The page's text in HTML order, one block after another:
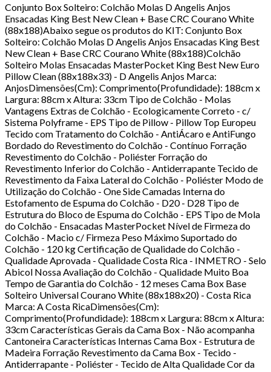
Conjunto Box Solteiro: Colchão Molas D Angelis Anjos
Ensacadas King Best New Clean + Base CRC Courano White
(88x188)Abaixo segue os produtos do KIT: Conjunto Box
Solteiro: Colchão Molas D Angelis Anjos Ensacadas King Best
New Clean + Base CRC Courano White (88x188)Colchão
Solteiro Molas Ensacadas MasterPocket King Best New Euro
Pillow Clean (88x188x33) - D Angelis Anjos Marca:
AnjosDimensões(Cm): Comprimento(Profundidade): 188cm x
Largura: 88cm x Altura: 33cm Tipo de Colchão - Molas
Vantagens Extras de Colchão - Ecologicamente Correto - c/
Sistema Polyframe - EPS Tipo de Pillow - Pillow Top Europeu
Tecido com Tratamento do Colchão - AntiÁcaro e AntiFungo
Bordado do Revestimento do Colchão - Contínuo Forração
Revestimento do Colchão - Poliéster Forração do
Revestimento Inferior do Colchão - Antiderrapante Tecido de
Revestimento da Faixa Lateral do Colchão - Poliéster Modo de
Utilização do Colchão - One Side Camadas Interna do
Estofamento de Espuma do Colchão - D20 - D28 Tipo de
Estrutura do Bloco de Espuma do Colchão - EPS Tipo de Mola
do Colchão - Ensacadas MasterPocket Nível de Firmeza do
Colchão - Macio c/ Firmeza Peso Máximo Suportado do
Colchão - 120 kg Certificação de Qualidade do Colchão -
Qualidade Aprovada - Qualidade Costa Rica - INMETRO - Selo
Abicol Nossa Avaliação do Colchão - Qualidade Muito Boa
Tempo de Garantia do Colchão - 12 meses Cama Box Base
Solteiro Universal Courano White (88x188x20) - Costa Rica
Marca: A Costa RicaDimensões(Cm):
Comprimento(Profundidade): 188cm x Largura: 88cm x Altura:
33cm Características Gerais da Cama Box - Não acompanha
Cantoneira Características Internas Cama Box - Estrutura de
Madeira Forração Revestimento da Cama Box - Tecido -
Antiderrapante - Poliéster - Tecido de Alta Qualidade Cor da